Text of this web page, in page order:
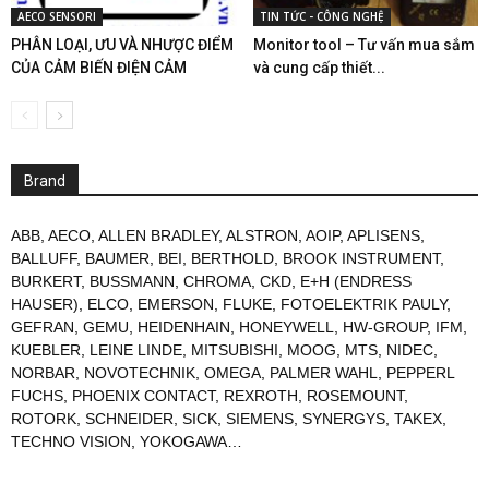
AECO SENSORI
PHÂN LOẠI, ƯU VÀ NHƯỢC ĐIỂM
CỦA CẢM BIẾN ĐIỆN CẢM
TIN TỨC - CÔNG NGHỆ
Monitor tool – Tư vấn mua sắm
và cung cấp thiết...
Brand
ABB, AECO, ALLEN BRADLEY, ALSTRON, AOIP, APLISENS,
BALLUFF, BAUMER, BEI, BERTHOLD, BROOK INSTRUMENT,
BURKERT, BUSSMANN, CHROMA, CKD, E+H (ENDRESS
HAUSER), ELCO, EMERSON, FLUKE, FOTOELEKTRIK PAULY,
GEFRAN, GEMU, HEIDENHAIN, HONEYWELL, HW-GROUP, IFM,
KUEBLER, LEINE LINDE, MITSUBISHI, MOOG, MTS, NIDEC,
NORBAR, NOVOTECHNIK, OMEGA, PALMER WAHL, PEPPERL
FUCHS, PHOENIX CONTACT, REXROTH, ROSEMOUNT,
ROTORK, SCHNEIDER, SICK, SIEMENS, SYNERGYS, TAKEX,
TECHNO VISION, YOKOGAWA…